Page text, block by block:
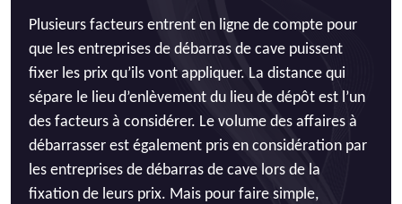
Plusieurs facteurs entrent en ligne de compte pour
que les entreprises de débarras de cave puissent
fixer les prix qu’ils vont appliquer. La distance qui
sépare le lieu d’enlèvement du lieu de dépôt est l’un
des facteurs à considérer. Le volume des affaires à
débarrasser est également pris en considération par
les entreprises de débarras de cave lors de la
fixation de leurs prix. Mais pour faire simple,